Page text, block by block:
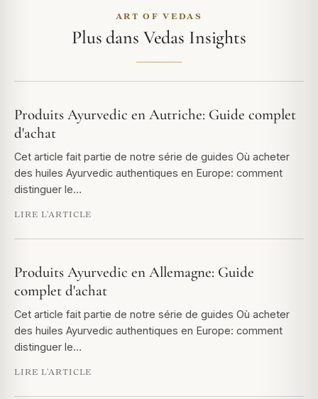
ART OF VEDAS
Plus dans Vedas Insights
Produits Ayurvedic en Autriche: Guide complet
d'achat
Cet article fait partie de notre série de guides Où acheter
des huiles Ayurvedic authentiques en Europe: comment
distinguer le…
LIRE L'ARTICLE
Produits Ayurvedic en Allemagne: Guide
complet d'achat
Cet article fait partie de notre série de guides Où acheter
des huiles Ayurvedic authentiques en Europe: comment
distinguer le…
LIRE L'ARTICLE